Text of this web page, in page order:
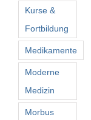
Kurse &
Fortbildung
Medikamente
Moderne
Medizin
Morbus